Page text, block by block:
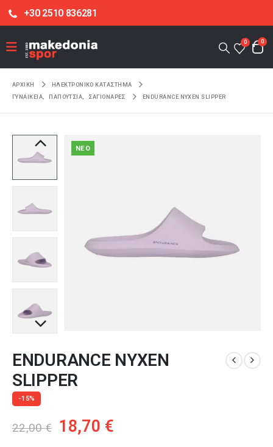
+30 2510 836281
0 0
ΑΡΧΙΚΉ
ΗΛΕΚΤΡΟΝΙΚΌ ΚΑΤΆΣΤΗΜΑ
ΓΥΝΑΙΚΕΙΑ
ΠΑΠΟΥΤΣΙΑ ΣΑΓΙΟΝΑΡΕΣ ENDURANCE NYXEN SLIPPER
NEO
ENDURANCE NYXEN
SLIPPER
-15%
22,00€ Original
18,70 €